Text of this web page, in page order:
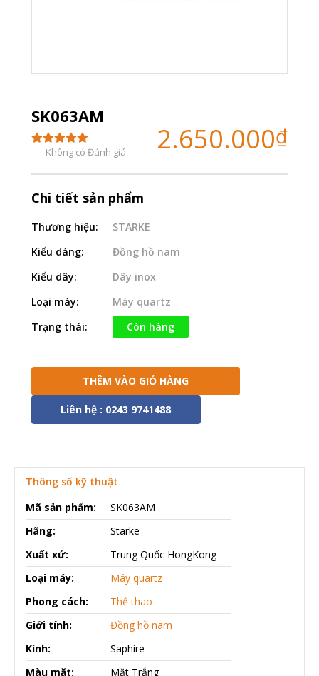
SK063AM
Không có Đánh giá 2.650.000₫
Chi tiết sản phẩm
Thương hiệu:
STARKE
Kiểu dáng:
Đồng hồ nam
Kiểu dây:
Dây inox
Loại máy:
Máy quartz
Trạng thái:
Còn hàng
THÊM VÀO GIỎ HÀNG
Liên hệ : 0243 9741488
Thông số kỹ thuật
Mã sản phẩm:
SK063AM
Hãng:
Starke
Xuất xứ:
Trung Quốc HongKong
Loại máy:
Máy quartz
Phong cách:
Thể thao
Giới tính:
Đồng hồ nam
Kính:
Saphire
Màu mặt:
Mặt Trắng